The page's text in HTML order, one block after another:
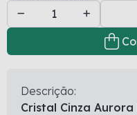
Descrição:
Cristal Cinza